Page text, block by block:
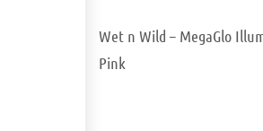
Wet n Wild – MegaGlo
Pink